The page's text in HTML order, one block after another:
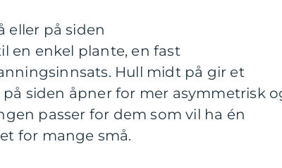
eller på siden
en enkel plante, en fast
Hull midt på gir et
siden åpner for mer asymmetrisk
passer for dem som vil ha én
for mange små.